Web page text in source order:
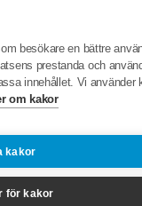
besökare en bättre
prestanda och
innehållet. Vi använder
om kakor
kakor
för kakor